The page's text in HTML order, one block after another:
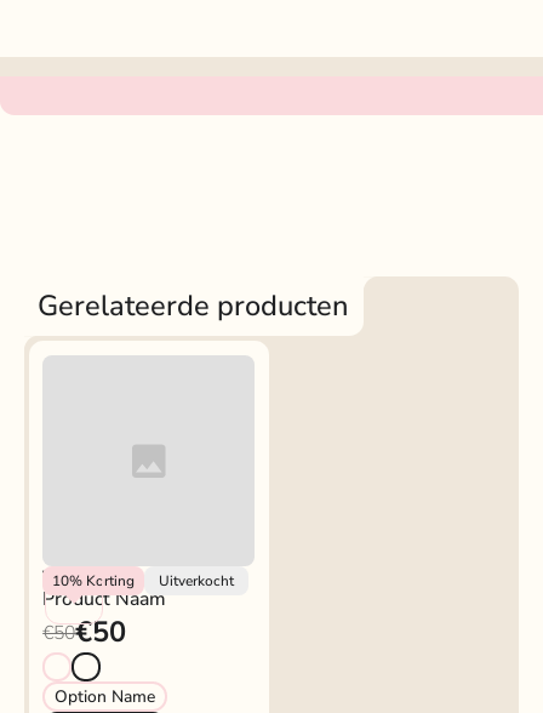
Gerelateerde producten
10% Korting Uitverkocht
Vendor
Product Naam
€50€50
Option Name